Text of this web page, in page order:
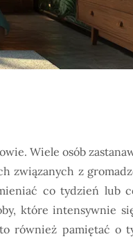
Wiele osób
związanych z
co tydzień lub
które intensywnie
również pamiętać o